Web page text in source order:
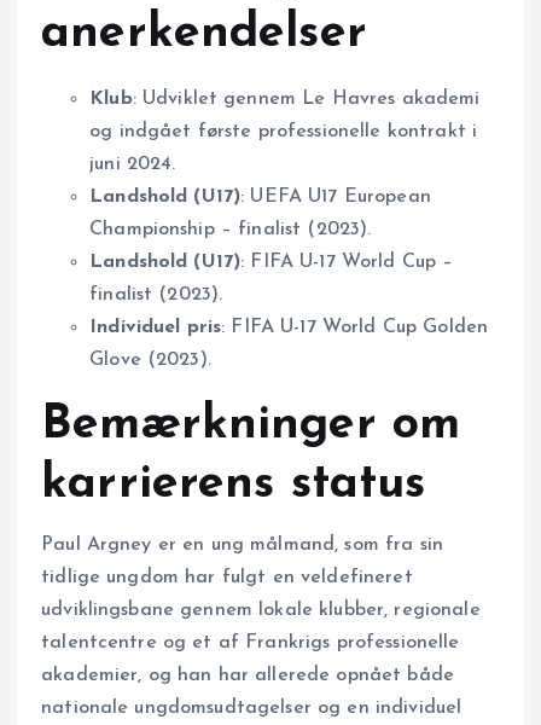
anerkendelser
Klub: Udviklet gennem Le Havres akademi
og indgået første professionelle kontrakt i
juni 2024.
Landshold (U17): UEFA U17 European
Championship – finalist (2023).
Landshold (U17): FIFA U-17 World Cup –
finalist (2023).
Individuel pris: FIFA U-17 World Cup Golden
Glove (2023).
Bemærkninger om
karrierens status
Paul Argney er en ung målmand, som fra sin
tidlige ungdom har fulgt en veldefineret
udviklingsbane gennem lokale klubber, regionale
talentcentre og et af Frankrigs professionelle
akademier, og han har allerede opnået både
nationale ungdomsudtagelser og en individuel